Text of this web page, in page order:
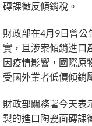
磚課徵反傾銷稅。
財政部在4月9日曾公
實，且涉案傾銷進口
因疫情影響，國際原
受國外業者低價傾銷
財政部關務署今天表
製的進口陶瓷面磚課